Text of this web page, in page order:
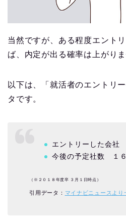
当然ですが、ある程度エント
ば、内定が出る確率は上がりま
以下は、「就活者のエントリ
タです。
エントリーした会社
今後の予定社数 １
（※２０１８年度卒 ３月１日時点）
引用データ： マイナビニュースより